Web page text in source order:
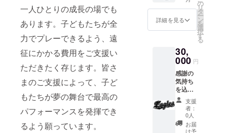
一人ひとりの成長の場でも
あります。子どもたちが全
力でプレーできるよう、遠
征にかかる費用をご支援い
ただきたく存じます。皆さ
まのご支援によって、子ど
もたちが夢の舞台で最高の
パフォーマンスを発揮でき
るよう願っています。
スタグ
ラムに
個別投
存続す
る限り
れま
す。支
援時、
必ず備
考欄に
掲載希
望の有
ラムに
ご支援
者様の
は企業
様名）
を掲載
※」並び
に「選
手から
のお礼
の手
紙」を
返礼さ
せてい
詳細を見る
の
リ
タ
ー
ン
を
選
択
す
る
30,
000 円
感謝の
気持ち
を込め
て「感
謝の
メッ
セー
ジ」、
支援
者：
0人
お届
け予